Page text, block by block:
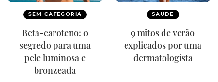
SEM CATEGORIA
Beta-caroteno: o
segredo para uma
pele luminosa e
bronzeada
SAÚDE
9 mitos de verão
explicados por uma
dermatologista